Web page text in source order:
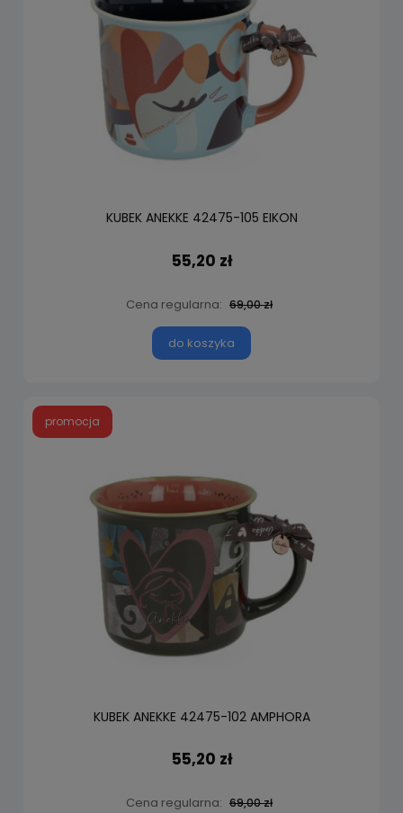
KUBEK ANEKKE 42475-105 EIKON
55,20 zł
Cena regularna: 69,00 zł
do koszyka
KUBEK ANEKKE 42475-102 AMPHORA
55,20 zł
Cena regularna: 69,00 zł
promocja